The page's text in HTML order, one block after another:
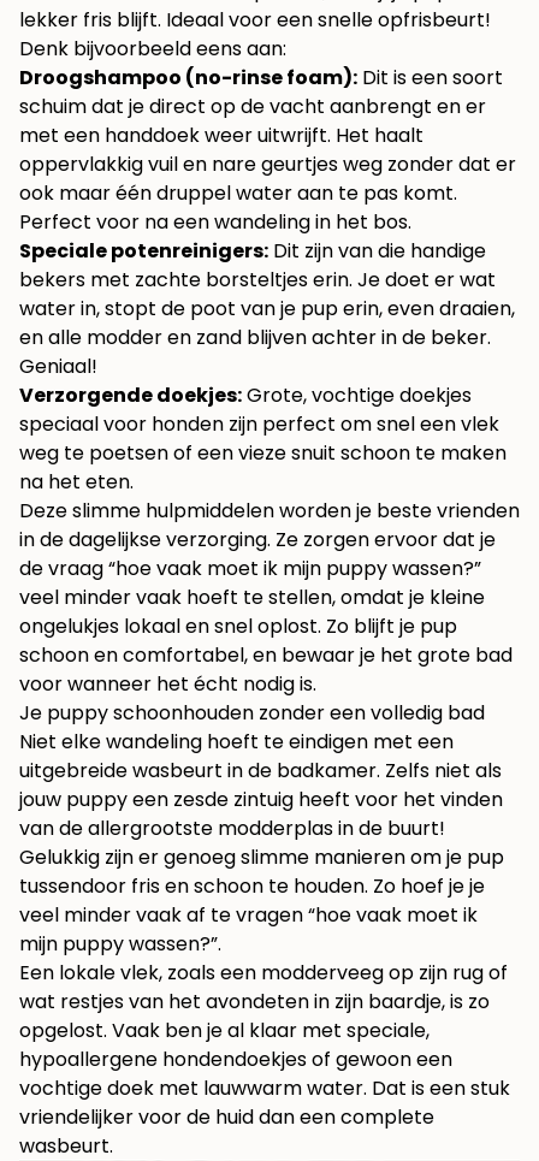
lekker fris blijft. Ideaal voor een snelle opfrisbeurt!
Denk bijvoorbeeld eens aan:
Droogshampoo (no-rinse foam): Dit is een soort
schuim dat je direct op de vacht aanbrengt en er
met een handdoek weer uitwrijft. Het haalt
oppervlakkig vuil en nare geurtjes weg zonder dat er
ook maar één druppel water aan te pas komt.
Perfect voor na een wandeling in het bos.
Speciale potenreinigers: Dit zijn van die handige
bekers met zachte borsteltjes erin. Je doet er wat
water in, stopt de poot van je pup erin, even draaien,
en alle modder en zand blijven achter in de beker.
Geniaal!
Verzorgende doekjes:Grote, vochtige doekjes
speciaal voor honden zijn perfect om snel een vlek
weg te poetsen of een vieze snuit schoon te maken
na het eten.
Deze slimme hulpmiddelen worden je beste vrienden
in de dagelijkse verzorging. Ze zorgen ervoor dat je
de vraag “hoe vaak moet ik mijn puppy wassen?”
veel minder vaak hoeft te stellen, omdat je kleine
ongelukjes lokaal en snel oplost. Zo blijft je pup
schoon en comfortabel, en bewaar je het grote bad
voor wanneer het écht nodig is.
Je puppy schoonhouden zonder een volledig bad
Niet elke wandeling hoeft te eindigen met een
uitgebreide wasbeurt in de badkamer. Zelfs niet als
jouw puppy een zesde zintuig heeft voor het vinden
van de allergrootste modderplas in de buurt!
Gelukkig zijn er genoeg slimme manieren om je pup
tussendoor fris en schoon te houden. Zo hoef je je
veel minder vaak af te vragen “hoe vaak moet ik
mijn puppy wassen?”.
Een lokale vlek, zoals een modderveeg op zijn rug of
wat restjes van het avondeten in zijn baardje, is zo
opgelost. Vaak ben je al klaar met speciale,
hypoallergene hondendoekjes of gewoon een
vochtige doek met lauwwarm water. Dat is een stuk
vriendelijker voor de huid dan een complete
wasbeurt.